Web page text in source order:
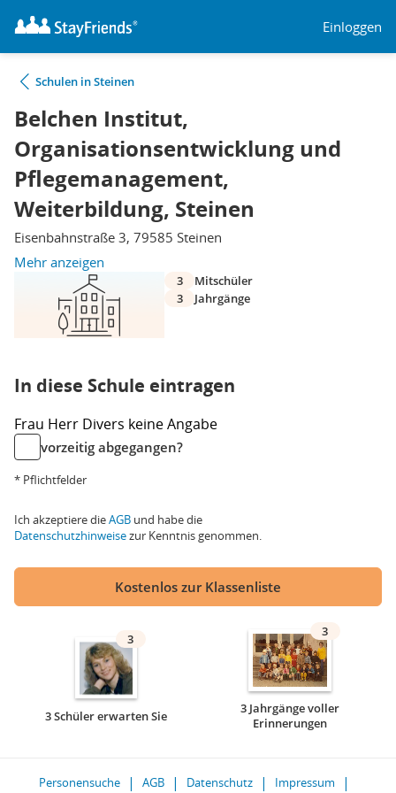
Einloggen
Schulen in Steinen
Belchen Institut,
Organisationsentwicklung und
Pflegemanagement,
Weiterbildung, Steinen
Eisenbahnstraße 3, 79585 Steinen
Mehr anzeigen
3
Mitschüler
3
Jahrgänge
In diese Schule eintragen
Frau Herr Divers keine Angabe
vorzeitig abgegangen?
* Pflichtfelder
Ich akzeptiere dieAGB und habe die
Datenschutzhinweisezur Kenntnis genommen.
Kostenlos zur Klassenliste
3
3 Schüler erwarten Sie
3
3 Jahrgänge voller
Erinnerungen
Personensuche AGB Datenschutz Impressum